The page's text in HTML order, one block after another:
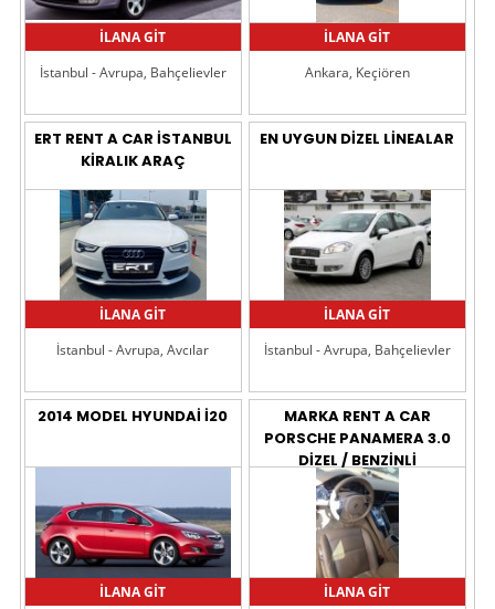
İLANA GİT
İstanbul - Avrupa, Bahçelievler
İLANA GİT
Ankara, Keçiören
ERT RENT A CAR İSTANBUL
KİRALIK ARAÇ
İLANA GİT
İstanbul - Avrupa, Avcılar
EN UYGUN DİZEL LİNEALAR
İLANA GİT
İstanbul - Avrupa, Bahçelievler
2014 MODEL HYUNDAİ İ20
İLANA GİT
MARKA RENT A CAR
PORSCHE PANAMERA 3.0
DİZEL / BENZİNLİ
İLANA GİT